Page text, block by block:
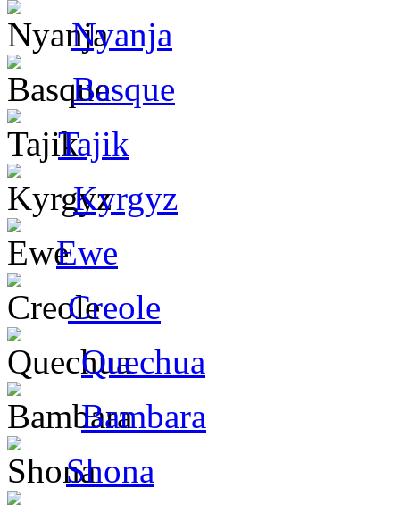
Nyanja
Basque
Tajik
Kyrgyz
Ewe
Creole
Quechua
Bambara
Shona